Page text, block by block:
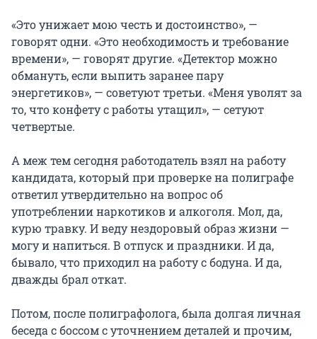
«Это унижает мою честь и достоинство», —
говорят одни. «Это необходимость и требование
времени», — говорят другие. «Детектор можно
обмануть, если выпить заранее пару
энергетиков», — советуют третьи. «Меня уволят за
то, что конфету с работы утащил», — сетуют
четвертые.
А меж тем сегодня работодатель взял на работу
кандидата, который при проверке на полиграфе
ответил утвердительно на вопрос об
употреблении наркотиков и алкоголя. Мол, да,
курю травку. И веду нездоровый образ жизни —
могу и напиться. В отпуск и праздники. И да,
бывало, что приходил на работу с бодуна. И да,
дважды брал откат.
Потом, после полиграфолога, была долгая личная
беседа с боссом с уточнением деталей и прочим,